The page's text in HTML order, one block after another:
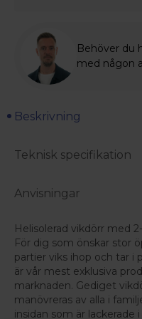
Behöver du
med någon
Beskrivning
Teknisk specifikation
Anvisningar
Helisolerad vikdörr med
För dig som önskar stor
partier viks ihop och tar i
är vår mest exklusiva
marknaden. Gediget
manövreras av alla i
insidan som är